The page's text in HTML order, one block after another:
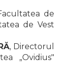
de
de Vest
, Directorul
„Ovidius"